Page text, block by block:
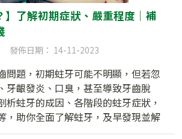
】了解初期症狀、嚴重程度｜補
發佈日期： 14-11-2023
問題，初期蛀牙可能不明顯，但若忽
牙齦發炎、口臭，甚至導致牙齒脫
析蛀牙的成因、各階段的蛀牙症狀，
，助你全面了解蛀牙，及早發現並解
健康。